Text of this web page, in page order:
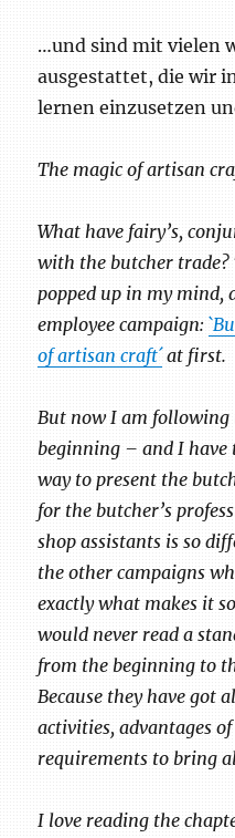
…und sind mit vielen
ausgestattet, die wir
lernen einzusetzen
The magic of artisan
What have fairy’s,
with the butcher trade?
popped up in my mind,
employee campaign:
of artisan craft´at first.
But now I am following
beginning – and I have
way to present the
for the butcher’s
shop assistants is so
the other campaigns
exactly what makes it
would never read a
from the beginning to
Because they have got
activities, advantages
requirements to bring
I love reading the